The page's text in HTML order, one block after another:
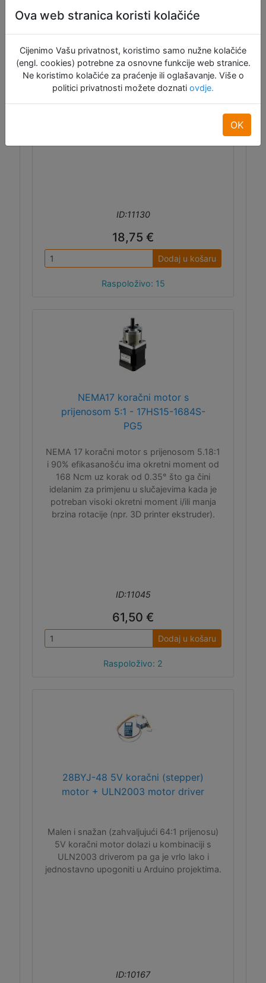
NEMA 17 koračni (stepper) motor
17HS19-2004S1
Koračni motor visokog okretnog momenta
(59 Ncm), korak 1.8°, idealan za 3D printere,
ID:11130
18,75 €
Dodaj u košaru
Raspoloživo: 15
NEMA17 koračni motor s
prijenosom 5:1 - 17HS15-1684S-
PG5
NEMA 17 koračni motor s prijenosom 5.18:1
i 90% efikasanošću ima okretni moment od
168 Ncm uz korak od 0.35° što ga čini
idelanim za primjenu u slučajevima kada je
potreban visoki okretni moment i/ili manja
brzina rotacije (npr. 3D printer ekstruder).
ID:11045
61,50 €
Dodaj u košaru
Raspoloživo: 2
28BYJ-48 5V koračni (stepper)
motor + ULN2003 motor driver
Malen i snažan (zahvaljujući 64:1 prijenosu)
5V koračni motor dolazi u kombinaciji s
ULN2003 driverom pa ga je vrlo lako i
jednostavno upogoniti u Arduino projektima.
ID:10167
Ova web stranica koristi kolačiće
Cijenimo Vašu privatnost, koristimo samo nužne kolačiće
(engl. cookies) potrebne za osnovne funkcije web stranice.
Ne koristimo kolačiće za praćenje ili oglašavanje. Više o
politici privatnosti možete doznati ovdje.
OK